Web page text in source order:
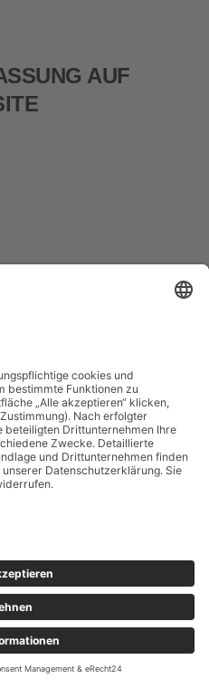
AUF
Datenpakete und
für die Dauer
oder dauerhaft
Ihrem Endgerät
werden nach Ende
gelöscht. Permanente
Endgerät gespeichert,
oder eine automatische
erfolgt.
Party-Cookies) oder
(sog. Third-Party-
ermöglichen die
von
von Webseiten (z. B.